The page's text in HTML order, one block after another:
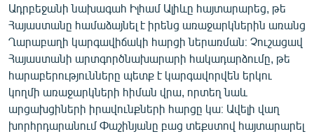
Ադրբեջանի նախագահ Իլհամ Ալիևը հայտարարեց, թե
Հայաստանը համաձայնել է իրենց առաջարկներին առանց
Ղարաբաղի կարգավիճակի հարցի ներառման։ Չուշացավ
Հայաստանի արտգործնախարարի հակադարձումը, թե
հարաբերությունները պետք է կարգավորվեն երկու
կողմի առաջարկների հիման վրա, որտեղ նաև
արցախցիների իրավունքների հարցը կա։ Ավելի վաղ
խորհրդարանում Փաշինյանը բաց տեքստով հայտարարել